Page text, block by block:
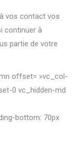
vos contact vos
continuer à
partie de votre
offset= »vc_col-
0 vc_hidden-md
bottom: 70px